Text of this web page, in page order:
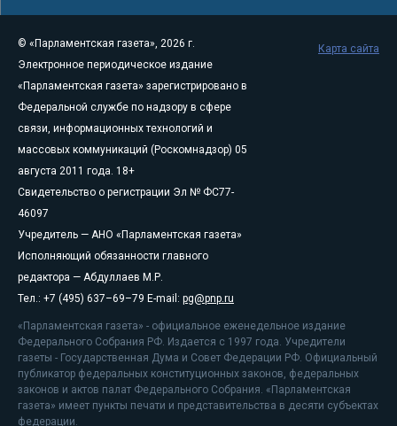
© «Парламентская газета», 2026 г.
Электронное периодическое издание
«Парламентская газета» зарегистрировано в
Федеральной службе по надзору в сфере
связи, информационных технологий и
массовых коммуникаций (Роскомнадзор) 05
августа 2011 года. 18+
Свидетельство о регистрации Эл № ФС77-
46097
Учредитель — АНО «Парламентская газета»
Исполняющий обязанности главного
редактора — Абдуллаев М.Р.
Тел.: +7 (495) 637–69–79 E-mail: pg@pnp.ru
«Парламентская газета» - официальное еженедельное издание
Федерального Собрания РФ. Издается с 1997 года. Учредители
газеты - Государственная Дума и Совет Федерации РФ. Официальный
публикатор федеральных конституционных законов, федеральных
законов и актов палат Федерального Собрания. «Парламентская
газета» имеет пункты печати и представительства в десяти субъектах
федерации.
Карта сайта